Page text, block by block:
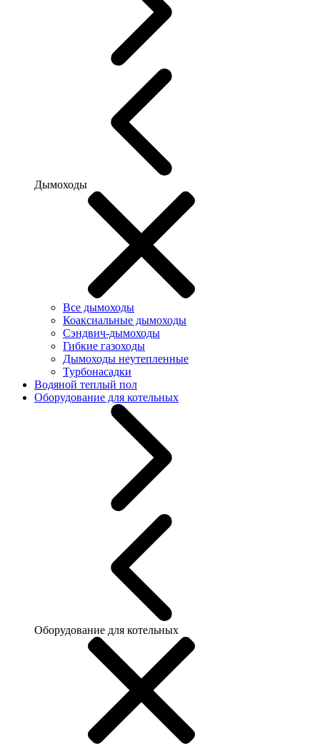
Дымоходы
Все дымоходы
Коаксиальные дымоходы
Сэндвич-дымоходы
Гибкие газоходы
Дымоходы неутепленные
Турбонасадки
Водяной теплый пол
Оборудование для котельных
Оборудование для котельных